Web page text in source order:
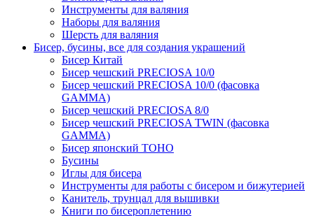
Инструменты для валяния
Наборы для валяния
Шерсть для валяния
Бисер, бусины, все для создания украшений
Бисер Китай
Бисер чешский PRECIOSA 10/0
Бисер чешский PRECIOSA 10/0 (фасовка
GAMMA)
Бисер чешский PRECIOSA 8/0
Бисер чешский PRECIOSA TWIN (фасовка
GAMMA)
Бисер японский TOHO
Бусины
Иглы для бисера
Инструменты для работы с бисером и бижутерией
Канитель, трунцал для вышивки
Книги по бисероплетению